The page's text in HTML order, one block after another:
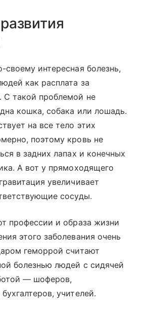
своему интересная болезнь,
как расплата за
С такой проблемой не
кошка, собака или лошадь.
на все тело этих
поэтому кровь не
в задних лапах и конечных
А вот у прямоходящего
увеличивает
сосуды.
профессии и образа жизни
этого заболевания очень
геморрой считают
болезнью людей с сидячей
— шоферов,
учителей.